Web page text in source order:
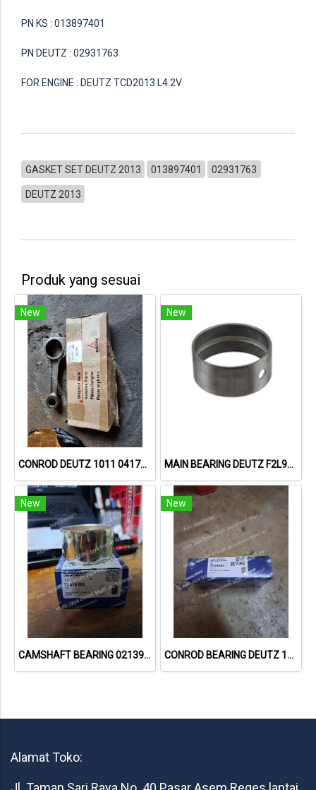
PN KS : 013897401
PN DEUTZ : 02931763
FOR ENGINE : DEUTZ TCD2013 L4 2V
GASKET SET DEUTZ 2013 013897401 02931763
DEUTZ 2013
Produk yang sesuai
New
CONROD DEUTZ 1011 04178994
New
MAIN BEARING DEUTZ F2L912
New
CAMSHAFT BEARING 02139737 73419600 // DEUTZ 912
New
CONROD BEARING DEUTZ 1015 79319600 02931410
Alamat Toko: